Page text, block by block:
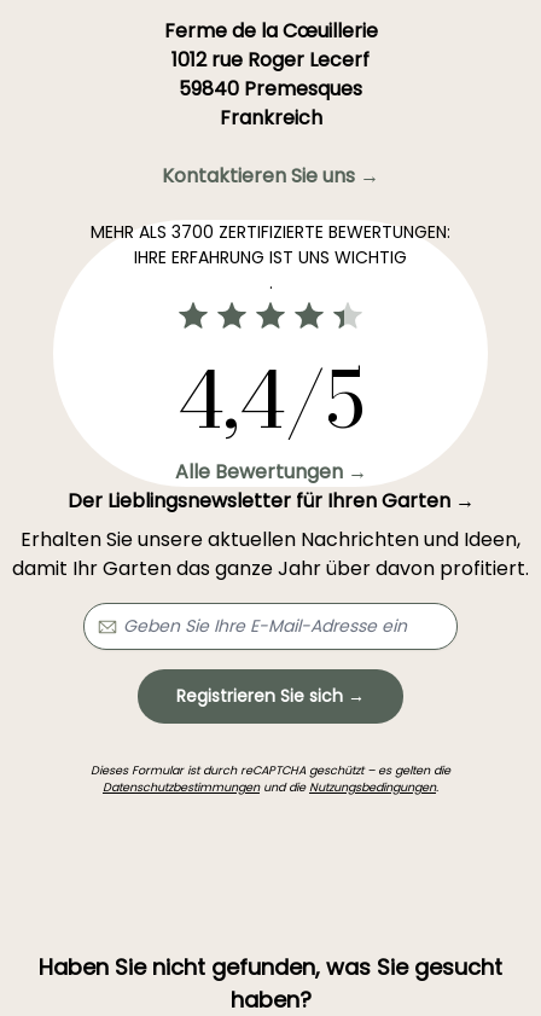
Ferme de la Cœuillerie
1012 rue Roger Lecerf
59840 Premesques
Frankreich
Kontaktieren Sie uns →
MEHR ALS 3700 ZERTIFIZIERTE BEWERTUNGEN:
IHRE ERFAHRUNG IST UNS WICHTIG
.
4,4/5
Alle Bewertungen →
Der Lieblingsnewsletter für Ihren Garten →
Erhalten Sie unsere aktuellen Nachrichten und Ideen,
damit Ihr Garten das ganze Jahr über davon profitiert.
Registrieren Sie sich →
Dieses Formular ist durch reCAPTCHA geschützt – es gelten die
Datenschutzbestimmungenund dieNutzungsbedingungen.
Haben Sie nicht gefunden, was Sie gesucht
haben?